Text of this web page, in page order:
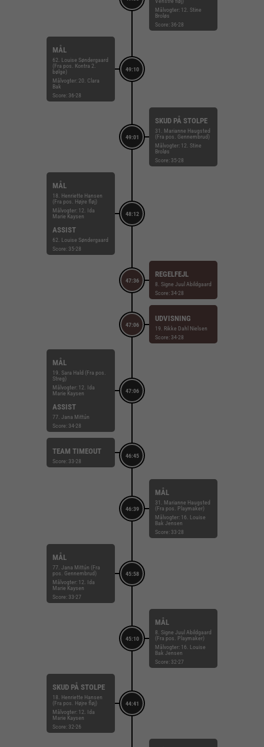
Målvogter: 12. Stine
Broløs
Score: 36-28
49:10
MÅL
62. Louise Søndergaard
(Fra pos. Kontra 2.
bølge)
Målvogter: 20. Clara
Bak
Score: 36-28
49:01
SKUD PÅ STOLPE
31. Marianne Haugsted
(Fra pos. Gennembrud)
Målvogter: 12. Stine
Broløs
Score: 35-28
48:12
MÅL
18. Henriette Hansen
(Fra pos. Højre fløj)
Målvogter: 12. Ida
Marie Kaysen
ASSIST
62. Louise Søndergaard
Score: 35-28
47:36
REGELFEJL
8. Signe Juul Abildgaard
Score: 34-28
47:06
UDVISNING
19. Rikke Dahl Nielsen
Score: 34-28
47:06
MÅL
19. Sara Hald (Fra pos.
Streg)
Målvogter: 12. Ida
Marie Kaysen
ASSIST
77. Jana Mittún
Score: 34-28
46:45
TEAM TIMEOUT
Score: 33-28
46:39
MÅL
31. Marianne Haugsted
(Fra pos. Playmaker)
Målvogter: 16. Louise
Bak Jensen
Score: 33-28
45:58
MÅL
77. Jana Mittún (Fra
pos. Gennembrud)
Målvogter: 12. Ida
Marie Kaysen
Score: 33-27
45:10
MÅL
8. Signe Juul Abildgaard
(Fra pos. Playmaker)
Målvogter: 16. Louise
Bak Jensen
Score: 32-27
44:41
SKUD PÅ STOLPE
18. Henriette Hansen
(Fra pos. Højre fløj)
Målvogter: 12. Ida
Marie Kaysen
Score: 32-26